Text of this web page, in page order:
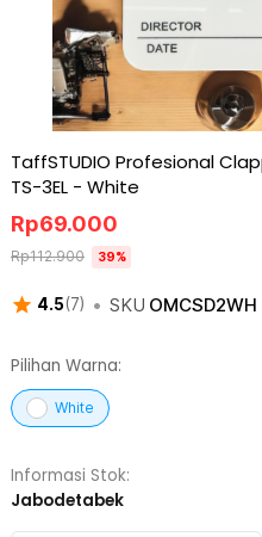
TaffSTUDIO Profesional
TS-3EL - White
4.5(7) • SKU OMCSD2WH
Rp69.000
Rp112.900 39%
Pilihan Warna:
White
Informasi Stok:
Jabodetabek